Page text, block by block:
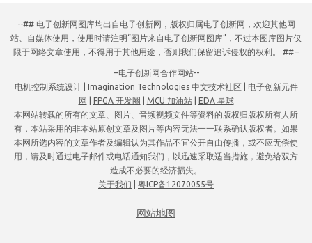
--## 电子创新网图库均出自电子创新网，版权归属电子创新网，欢迎其他网
站、自媒体使用，使用时请注明“图片来自电子创新网图库”，不过本图库图片仅
限于网络文章使用，不得用于其他用途，否则我们保留追诉侵权的权利。 ##--
--电子创新网合作网站--
电机控制系统设计| Imagination Technologies 中文技术社区
电子创新元件
网
FPGA 开发圈 MCU 加油站|
EDA 星球
本网站转载的所有的文章、图片、音频视频文件等资料的版权归版权所有人所
有，本站采用的非本站原创文章及图片等内容无法一一联系确认版权者。如果
本网所选内容的文章作者及编辑认为其作品不宜公开自由传播，或不应无偿使
用，请及时通过电子邮件或电话通知我们，以迅速采取适当措施，避免给双方
造成不必要的经济损失。
关于我们
粤ICP备12070055号
网站地图